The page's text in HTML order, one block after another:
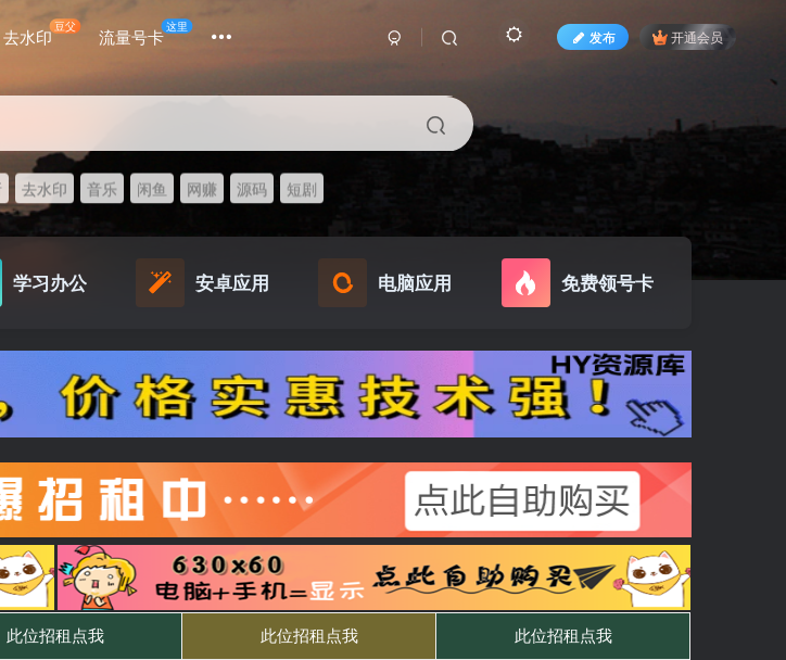
去水印豆父 流量号卡这里
发布 开通会员
去水印 音乐 闲鱼 网赚 源码 短剧
学习办公 安卓应用 电脑应用 免费领号卡